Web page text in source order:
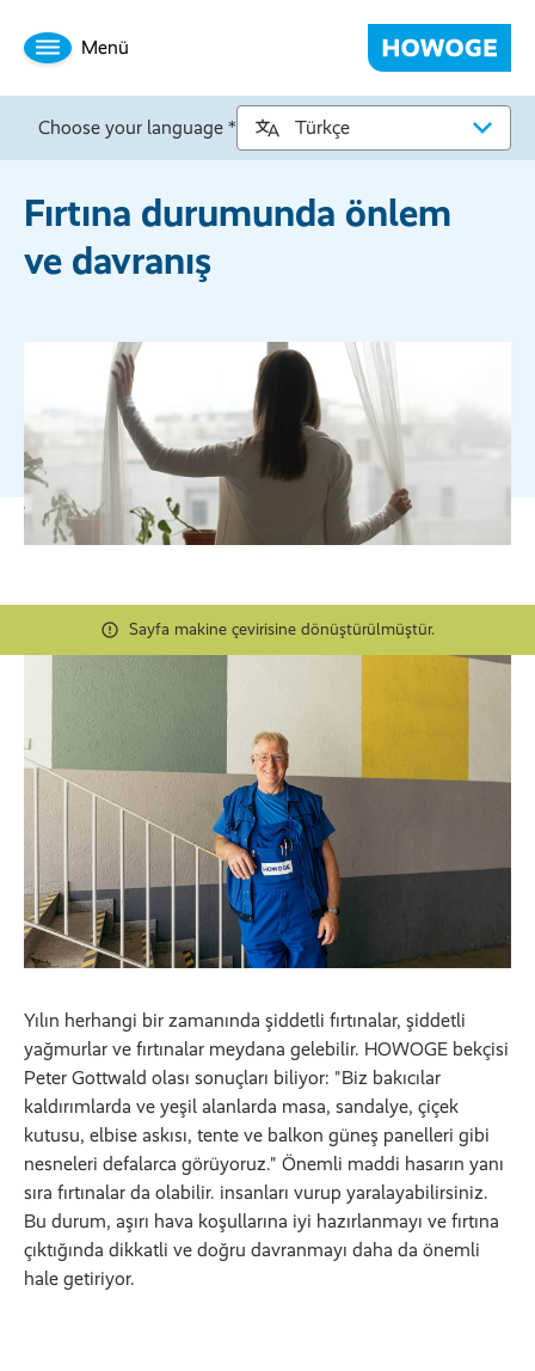
Menü
Choose your language *
Fırtına durumunda önlem
ve davranış
Sayfa makine çevirisine dönüştürülmüştür.
Yılın herhangi bir zamanında şiddetli fırtınalar, şiddetli
yağmurlar ve fırtınalar meydana gelebilir. HOWOGE bekçisi
Peter Gottwald olası sonuçları biliyor: "Biz bakıcılar
kaldırımlarda ve yeşil alanlarda masa, sandalye, çiçek
kutusu, elbise askısı, tente ve balkon güneş panelleri gibi
nesneleri defalarca görüyoruz." Önemli maddi hasarın yanı
sıra fırtınalar da olabilir. insanları vurup yaralayabilirsiniz.
Bu durum, aşırı hava koşullarına iyi hazırlanmayı ve fırtına
çıktığında dikkatli ve doğru davranmayı daha da önemli
hale getiriyor.